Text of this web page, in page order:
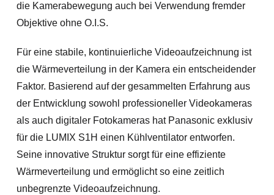
die Kamerabewegung auch bei Verwendung fremder
Objektive ohne O.I.S.
Für eine stabile, kontinuierliche Videoaufzeichnung ist
die Wärmeverteilung in der Kamera ein entscheidender
Faktor. Basierend auf der gesammelten Erfahrung aus
der Entwicklung sowohl professioneller Videokameras
als auch digitaler Fotokameras hat Panasonic exklusiv
für die LUMIX S1H einen Kühlventilator entworfen.
Seine innovative Struktur sorgt für eine effiziente
Wärmeverteilung und ermöglicht so eine zeitlich
unbegrenzte Videoaufzeichnung.